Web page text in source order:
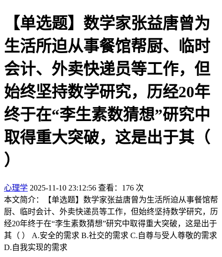
【单选题】数学家张益唐曾为
生活所迫从事餐馆帮厨、临时
会计、外卖快递员等工作，但
始终坚持数学研究，历经20年
终于在“李生素数猜想”研究中
取得重大突破，这是出于其（
）
心理学 2025-11-10 23:12:56 查看：176 次
本文简介：【单选题】数学家张益唐曾为生活所迫从事餐馆帮
厨、临时会计、外卖快递员等工作，但始终坚持数学研究，历
经20年终于在“李生素数猜想”研究中取得重大突破，这是出于
其（ ） A.安全的需求 B.社交的需求 C.自尊与受人尊敬的需求
D.自我实现的需求